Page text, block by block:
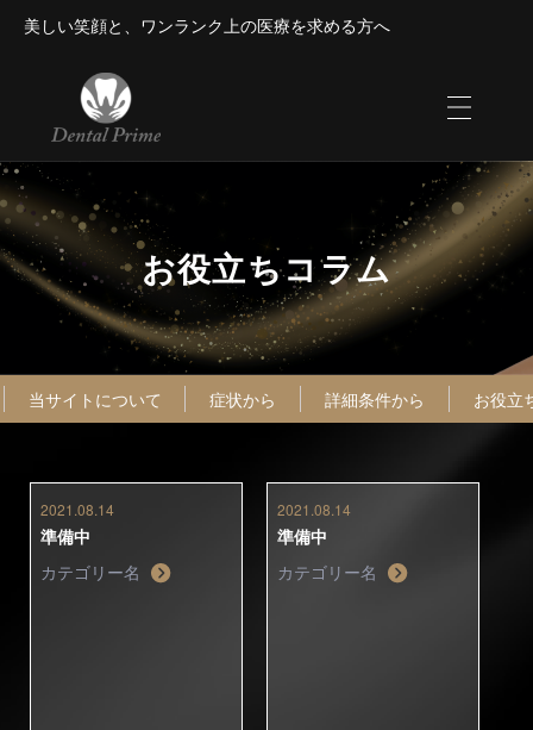
美しい笑顔と、ワンランク上の医療を求める方へ
お役立ちコラム
当サイトについて 症状から 詳細条件から お役立
2021.08.14
準備中
カテゴリー名
2021.08.14
準備中
カテゴリー名